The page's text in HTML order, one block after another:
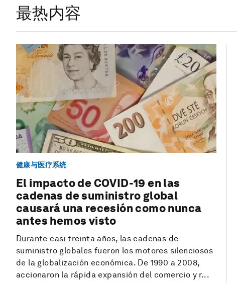
最热内容
健康与医疗系统
El impacto de COVID-19 en las
cadenas de suministro global
causará una recesión como nunca
antes hemos visto
Durante casi treinta años, las cadenas de
suministro globales fueron los motores silenciosos
de la globalización económica. De 1990 a 2008,
accionaron la rápida expansión del comercio y r...